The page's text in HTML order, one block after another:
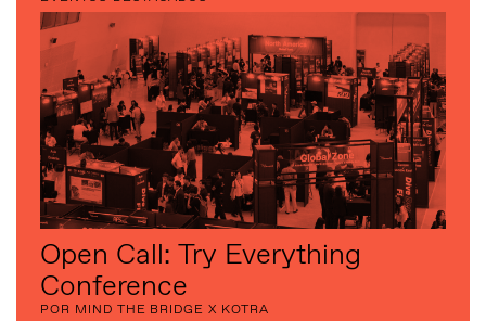
Open Call: Try Everything
Conference
POR MIND THE BRIDGE X KOTRA